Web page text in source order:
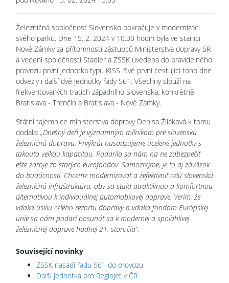
Železničná spoločnosť Slovensko pokračuje v modernizaci
svého parku. Dne 15. 2. 2024 v 10.30 hodin byla ve stanici
Nové Zámky za přítomnosti zástupců Ministerstva dopravy SR
a vedení společností Stadler a ZSSK uvedena do pravidelného
provozu první jednotka typu KISS. Své první cestující toho dne
odvezly i další dvě jednotky řady 561. Všechny slouží na
frekventovaných tratích západního Slovenska, konkrétně
Bratislava - Trenčín a Bratislava - Nové Zámky.
Státní tajemnice ministerstva dopravy Denisa Žiláková k tomu
dodala: „Dnešný deň je významným míľnikom pre slovenskú
železničnú dopravu. Prvýkrát nasadzujeme ucelené jednotky s
takouto veľkou kapacitou. Podarilo sa nám na ne zabezpečiť
ešte zdroje zo starých eurofondov. Samozrejme, je to aj záväzok
do budúcnosti. Chceme modernizovať a zefektívniť celú slovenskú
železničnú infraštruktúru, aby sa stala atraktívnou a komfortnou
alternatívou k individuálnej automobilovej doprave. Verím, že
vďaka úsiliu celého rezortu dopravy a vďaka fondom Európskej
únie sa nám podarí posunúť sa k modernej a spoľahlivej
železničnej doprave hodnej 21. storočia“.
Související novinky
ZSSK nasadí řadu 561 do provozu
Další jednotka pro RegioJet v ČR